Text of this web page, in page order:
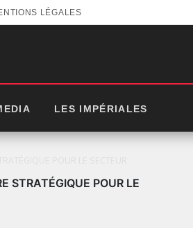
LÉGALES
LES IMPÉRIALES
STRATÉGIQUE POUR LE